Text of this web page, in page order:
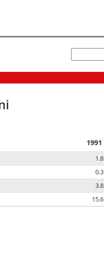
1991
1.8
0.3
3.8
15.6